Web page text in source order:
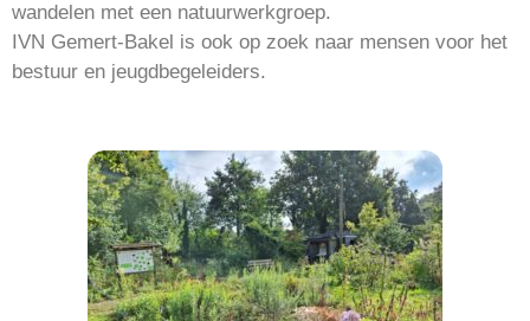
wandelen met een natuurwerkgroep.
IVN Gemert-Bakel is ook op zoek naar mensen voor het
bestuur en jeugdbegeleiders.